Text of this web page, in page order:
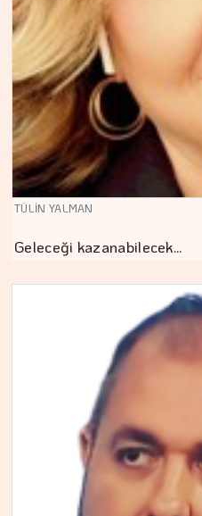
TÜLİN YALMAN
Geleceği kazanabilecek…